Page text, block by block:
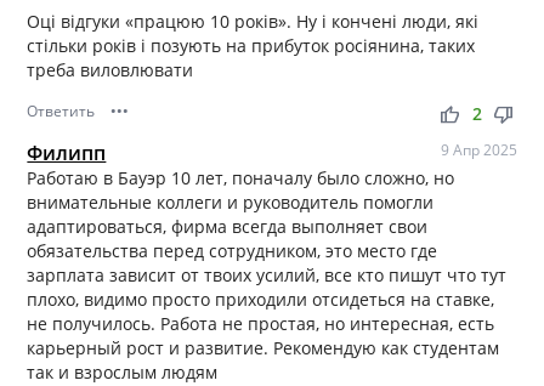
Оці відгуки «працюю 10 років». Ну і кончені люди, які
стільки років і позують на прибуток росіянина, таких
треба виловлювати
Ответить ••• thumb_up thumb_down
2
Филипп 9 Апр 2025
Работаю в Бауэр 10 лет, поначалу было сложно, но
внимательные коллеги и руководитель помогли
адаптироваться, фирма всегда выполняет свои
обязательства перед сотрудником, это место где
зарплата зависит от твоих усилий, все кто пишут что тут
плохо, видимо просто приходили отсидеться на ставке,
не получилось. Работа не простая, но интересная, есть
карьерный рост и развитие. Рекомендую как студентам
так и взрослым людям